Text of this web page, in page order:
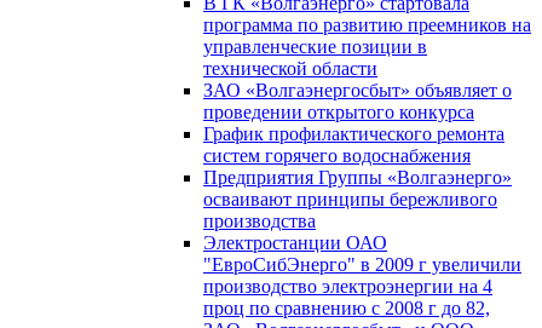
программа по развитию преемников на
управленческие позиции в
технической области
ЗАО «Волгаэнергосбыт» объявляет о
проведении открытого конкурса
График профилактического ремонта
систем горячего водоснабжения
Предприятия Группы «Волгаэнерго»
осваивают принципы бережливого
производства
Электростанции ОАО
"ЕвроСибЭнерго" в 2009 г увеличили
производство электроэнергии на 4
проц по сравнению с 2008 г до 82,